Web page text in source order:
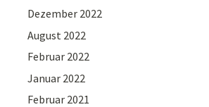
Dezember 2022
August 2022
Februar 2022
Januar 2022
Februar 2021